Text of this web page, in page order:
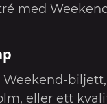
med
eller ett